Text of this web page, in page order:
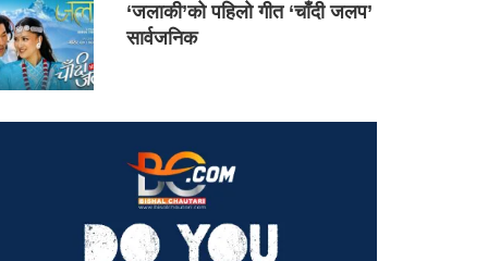
‘जलाकी’को पहिलो गीत ‘चाँदी जलप’
सार्वजनिक